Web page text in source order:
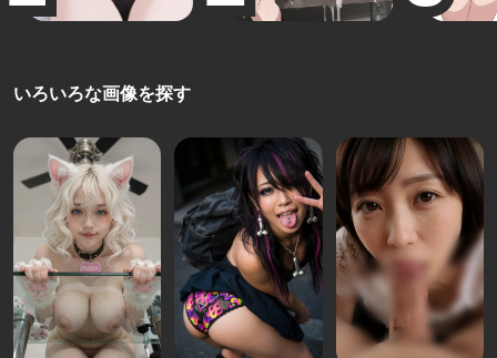
いろいろな画像を探す